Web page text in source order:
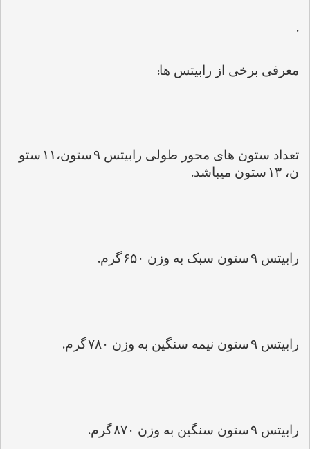
.
معرفی برخی از رابیتس ها:
تعداد ستون های محور طولی رابیتس ۹ستون، ۱۱ ستو
ن، ۱۳ ستون میباشد.
رابیتس ۹ستون سبک به وزن ۶۵۰گرم.
رابیتس ۹ستون نیمه سنگین به وزن ۷۸۰گرم.
رابیتس ۹ستون سنگین به وزن ۸۷۰گرم.